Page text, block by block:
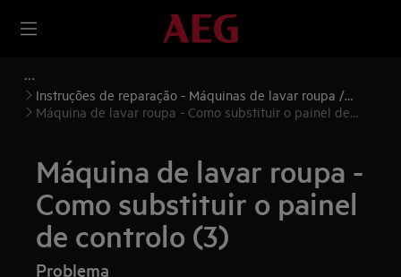
Instruções de reparação - Máquinas de lavar roupa /
Máquinas de lavar e secar roupa
Máquina de lavar roupa - Como substituir o painel de
Máquina de lavar roupa -
Como substituir o painel
de controlo (3)
Problema